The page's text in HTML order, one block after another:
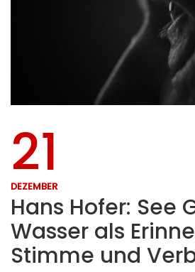
21
DEZEMBER
Hans Hofer: See
Wasser als
Stimme und